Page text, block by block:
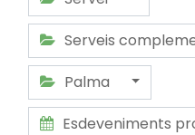
Serveis
Palma
Esdeveniments